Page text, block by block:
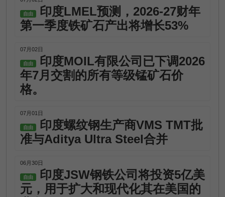
自由
印度LMEL预测，2026-27财年
第一季度铁矿石产出将增长53%
07月02日
自由
印度MOIL有限公司已下调2026
年7月交割的所有等级锰矿石价
格。
07月01日
自由
印度螺纹钢生产商VMS TMT批
准与Aditya Ultra Steel合并
06月30日
自由
印度JSW钢铁公司将投资5亿美
元，用于扩大和现代化其在美国的